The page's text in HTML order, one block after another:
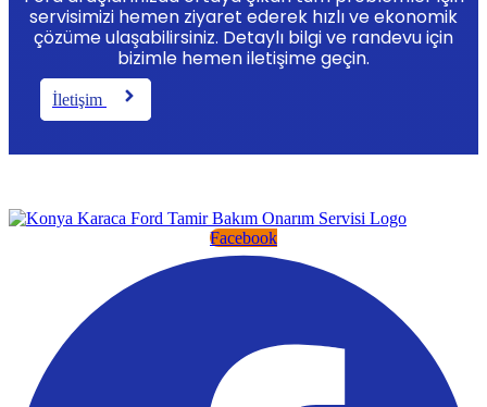
servisimizi hemen ziyaret ederek hızlı ve ekonomik
çözüme ulaşabilirsiniz. Detaylı bilgi ve randevu için
bizimle hemen iletişime geçin.
İletişim
Facebook